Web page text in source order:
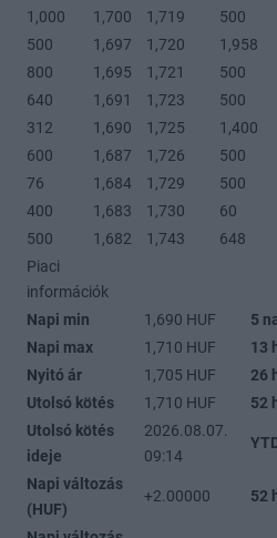
1,000
1,700 1,719
500
500
1,697 1,720
1,958
800
1,695 1,721
500
640
1,691 1,723
500
312
1,690 1,725
1,400
600
1,687 1,726
500
76
1,684 1,729
500
400
1,683 1,730
60
500
1,682 1,743
648
Piaci
információk
Napi min
1,690 HUF 5
Napi max
1,710 HUF 13
Nyitó ár
1,705 HUF 26
Utolsó kötés
1,710 HUF 52
Utolsó kötés
ideje
2026.08.07.
09:14
Napi változás
(HUF)
+2.00000 52